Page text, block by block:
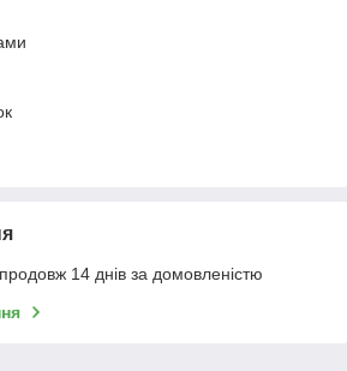
14 днів за домовленістю